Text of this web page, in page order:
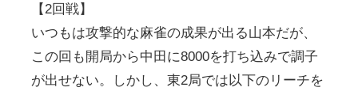
【2回戦】
いつもは攻撃的な麻雀の成果が出る山本だが、
この回も開局から中田に8000を打ち込みで調子
が出せない。しかし、東2局では以下のリーチを